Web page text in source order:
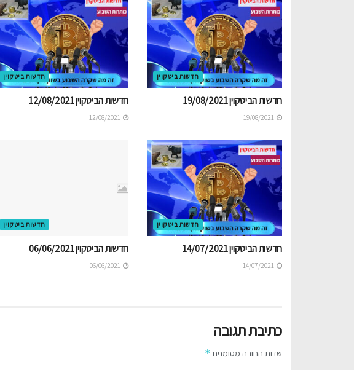
חדשות ביטקוין
חדשות הביטקוין 19/08/2021
חדשות ביטקוין
חדשות הביטקוין 12/08/2021
חדשות ביטקוין
חדשות הביטקוין 14/07/2021
חדשות ביטקוין
חדשות הביטקוין 06/06/2021
כתיבת תגובה
שדות החובה מסומנים *